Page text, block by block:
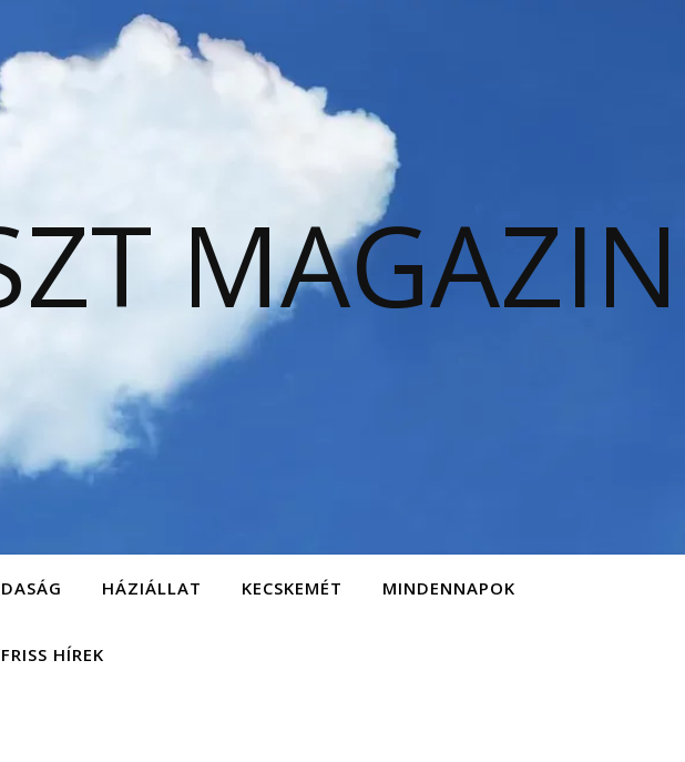
MAGAZIN
HÁZIÁLLAT KECSKEMÉT MINDENNAPOK
FRISS HÍREK